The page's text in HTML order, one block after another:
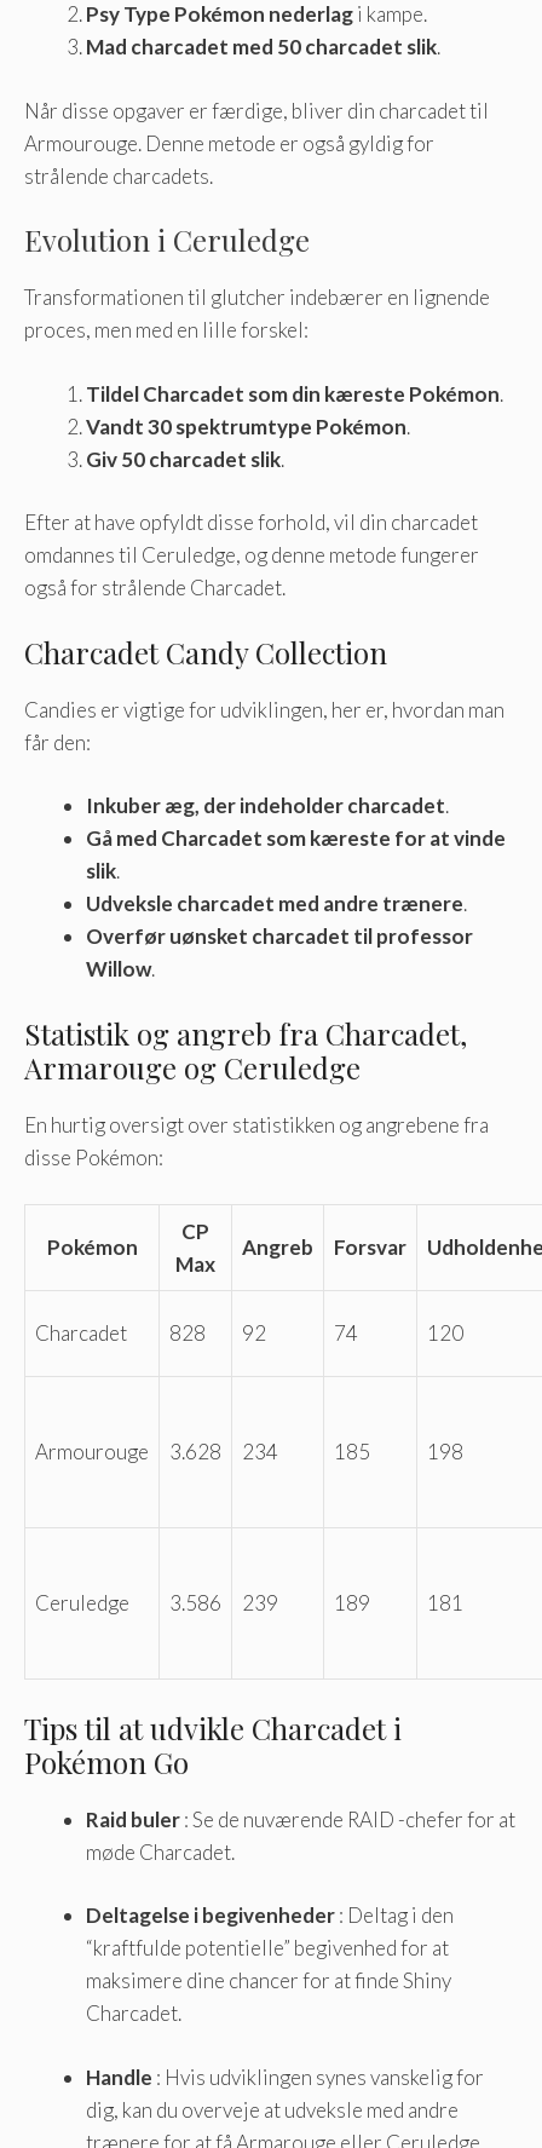
Psy Type Pokémon nederlagi kampe.
Mad charcadet med 50 charcadet slik.
Når disse opgaver er færdige, bliver din charcadet til
Armourouge. Denne metode er også gyldig for
strålende charcadets.
Evolution i Ceruledge
Transformationen til glutcher indebærer en lignende
proces, men med en lille forskel:
Tildel Charcadet som din kæreste Pokémon.
Vandt 30 spektrumtype Pokémon.
Giv 50 charcadet slik.
Efter at have opfyldt disse forhold, vil din charcadet
omdannes til Ceruledge, og denne metode fungerer
også for strålende Charcadet.
Charcadet Candy Collection
Candies er vigtige for udviklingen, her er, hvordan man
får den:
Inkuber æg, der indeholder charcadet.
Gå med Charcadet som kæreste for at vinde
slik.
Udveksle charcadet med andre trænere.
Overfør uønsket charcadet til professor
Willow.
Statistik og angreb fra Charcadet,
Armarouge og Ceruledge
En hurtig oversigt over statistikken og angrebene fra
disse Pokémon:
Pokémon
CP
Max
Angreb Forsvar
Charcadet 828 92 74 120
Armourouge 3.628 234 185 198
Ceruledge 3.586 239 189 181
Tips til at udvikle Charcadet i
Pokémon Go
Raid buler: Se de nuværende RAID -chefer for at
møde Charcadet.
Deltagelse i begivenheder: Deltag i den
“kraftfulde potentielle” begivenhed for at
maksimere dine chancer for at finde Shiny
Charcadet.
Handle : Hvis udviklingen synes vanskelig for
dig, kan du overveje at udveksle med andre
trænere for at få Armarouge eller Ceruledge.